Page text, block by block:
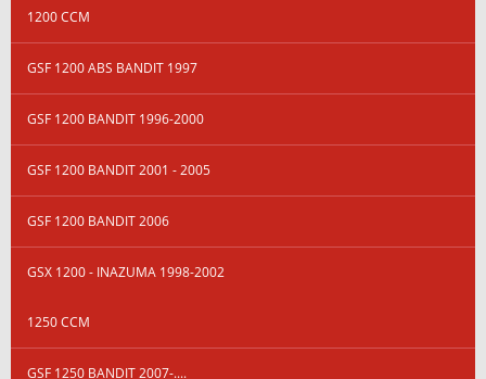
1200 CCM
GSF 1200 ABS BANDIT 1997
GSF 1200 BANDIT 1996-2000
GSF 1200 BANDIT 2001 - 2005
GSF 1200 BANDIT 2006
GSX 1200 - INAZUMA 1998-2002
1250 CCM
GSF 1250 BANDIT 2007-....